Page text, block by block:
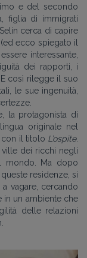
e del secondo
figlia di immigrati
cerca di capire
ecco spiegato il
interessante,
dei rapporti, i
così rilegge il suo
le sue ingenuità,
la protagonista di
originale nel
con il titolo L’ospite.
ville dei ricchi negli
mondo. Ma dopo
residenze, si
vagare, cercando
in un ambiente che
delle relazioni